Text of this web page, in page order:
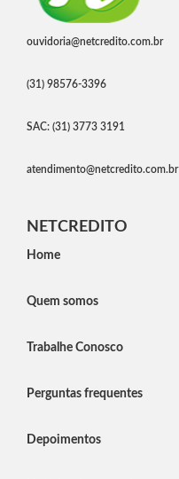
ouvidoria@netcredito.com.br
(31) 98576-3396
SAC: (31) 3773 3191
atendimento@netcredito.com.br
NETCREDITO
Home
Quem somos
Trabalhe Conosco
Perguntas frequentes
Depoimentos